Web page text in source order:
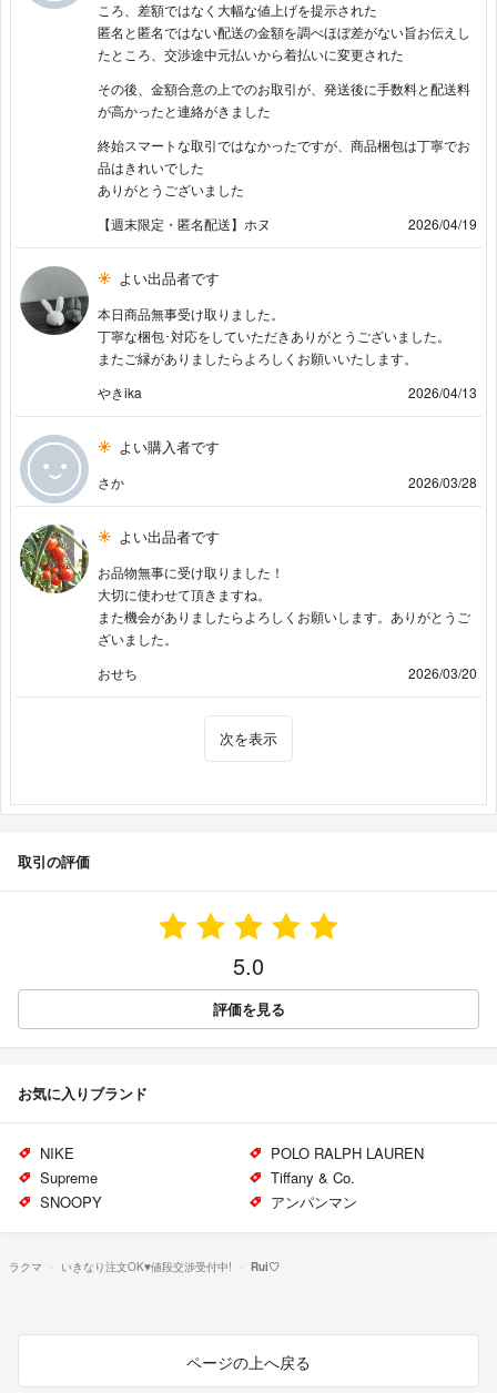
ころ、差額ではなく大幅な値上げを提示された
匿名と匿名ではない配送の金額を調べほぼ差がない旨お伝えし
たところ、交渉途中元払いから着払いに変更された
その後、金額合意の上でのお取引が、発送後に手数料と配送料
が高かったと連絡がきました
終始スマートな取引ではなかったですが、商品梱包は丁寧でお
品はきれいでした
ありがとうございました
【週末限定・匿名配送】ホヌ
2026/04/19
よい出品者です
本日商品無事受け取りました。
丁寧な梱包･対応をしていただきありがとうございました。
またご縁がありましたらよろしくお願いいたします。
やきika
2026/04/13
よい購入者です
さか 2026/03/28
よい出品者です
お品物無事に受け取りました！
大切に使わせて頂きますね。
また機会がありましたらよろしくお願いします。ありがとうご
ざいました。
おせち
2026/03/20
次を表示
取引の評価
5.0
評価を見る
お気に入りブランド
NIKE
POLO RALPH LAUREN
Supreme
Tiffany & Co.
SNOOPY
アンパンマン
ラクマ いきなり注文OK♥︎値段交渉受付中! Rui♡
ページの上へ戻る